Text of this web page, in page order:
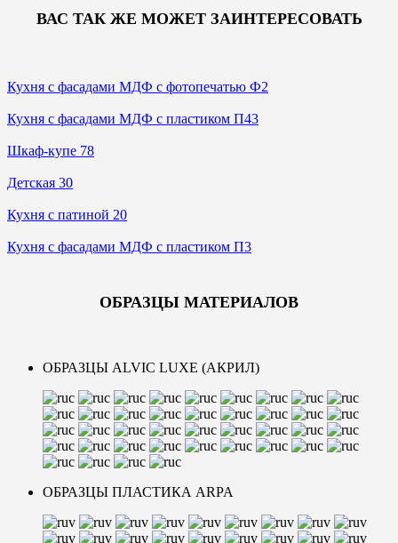
ВАС ТАК ЖЕ МОЖЕТ ЗАИНТЕРЕСОВАТЬ
Кухня с фасадами МДФ с фотопечатью Ф2
Кухня с фасадами МДФ с пластиком П43
Шкаф-купе 78
Дeтская 30
Кухня с патиной 20
Кухня с фасадами МДФ с пластиком П3
ОБРАЗЦЫ МАТЕРИАЛОВ
ОБРАЗЦЫ ALVIC LUXE (АКРИЛ)
ОБРАЗЦЫ ПЛАСТИКА ARPA